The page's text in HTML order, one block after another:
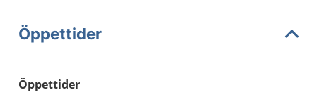
Öppettider
Öppettider